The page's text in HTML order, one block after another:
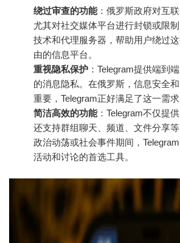
绕过审查的功能：俄罗斯政府对互
尤其对社交媒体平台进行封锁或限
技术和代理服务器，帮助用户绕过
由的信息平台。
重视隐私保护 ：Telegram提供端到
的消息隐私。在俄罗斯，信息安全
重要，Telegram正好满足了这一需求
简洁高效的功能：Telegram不仅提
还支持群组聊天、频道、文件分享
政治动荡或社会事件期间，
活动和讨论的首选工具。